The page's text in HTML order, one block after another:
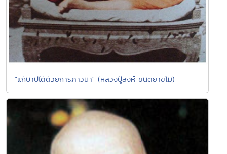
"แก้บาปได้ด้วยการภาวนา" (หลวงปู่สิงห์ ขันตยาขโม)